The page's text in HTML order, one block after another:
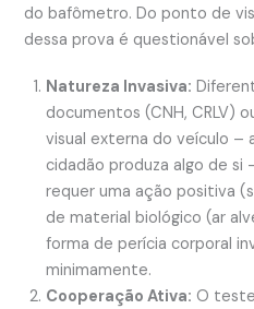
do bafômetro. Do ponto de
dessa prova é questionável
Natureza Invasiva:
documentos (CNH, CRLV)
visual externa do veículo –
cidadão produza algo de
requer uma ação positiva
de material biológico (ar
forma de perícia corporal
minimamente.
Cooperação Ativa: O